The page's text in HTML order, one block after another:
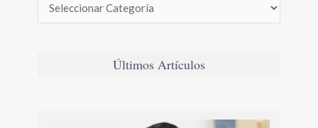
Últimos Artículos